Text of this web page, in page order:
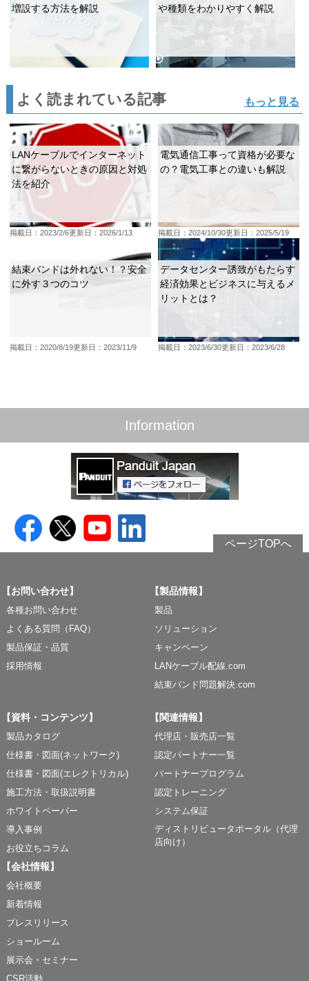
増設する方法を解説
や種類をわかりやすく解説
よく読まれている記事 もっと見る
LANケーブルでインターネット
に繋がらないときの原因と対処
法を紹介
掲載日：2023/2/6更新日：2026/1/13
電気通信工事って資格が必要な
の？電気工事との違いも解説
掲載日：2024/10/30更新日：2025/5/19
結束バンドは外れない！？安全
に外す３つのコツ
掲載日：2020/8/19更新日：2023/11/9
データセンター誘致がもたらす
経済効果とビジネスに与えるメ
リットとは？
掲載日：2023/6/30更新日：2023/6/28
Information
ページTOPへ
【お問い合わせ】
各種お問い合わせ
よくある質問（FAQ）
製品保証・品質
採用情報
【製品情報】
製品
ソリューション
キャンペーン
LANケーブル配線.com
結束バンド問題解決.com
【資料・コンテンツ】
製品カタログ
仕様書・図面(ネットワーク)
仕様書・図面(エレクトリカル)
施工方法・取扱説明書
ホワイトペーパー
導入事例
お役立ちコラム
【関連情報】
代理店・販売店一覧
認定パートナー一覧
パートナープログラム
認定トレーニング
システム保証
ディストリビュータポータル（代理
店向け）
【会社情報】
会社概要
新着情報
プレスリリース
ショールーム
展示会・セミナー
CSR活動